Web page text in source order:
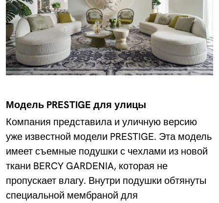
Модель PRESTIGE для улицы
Компания представила и уличную версию
уже известной модели PRESTIGE. Эта модель
имеет съемные подушки с чехлами из новой
ткани BERCY GARDENIA, которая не
пропускает влагу. Внутри подушки обтянуты
специальной мембраной для